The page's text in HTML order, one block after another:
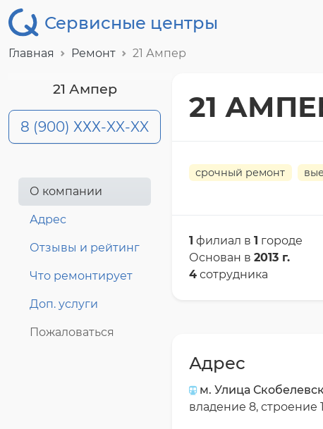
Сервисные центры
Главная Ремонт 21 Ампер
21 Ампер
8 (900) ХХХ-XX-XX
О компании
Адрес
Отзывы и рейтинг
Что ремонтирует
Доп. услуги
Пожаловаться
21
срочный ремонт
1 филиал в 1 городе
Основан в 2013 г.
4 сотрудника
Адрес
м. Улица
владение 8, строение 1